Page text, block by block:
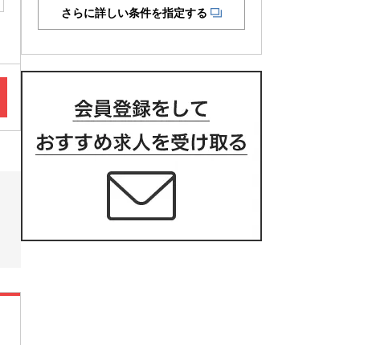
さらに詳しい条件を指定する